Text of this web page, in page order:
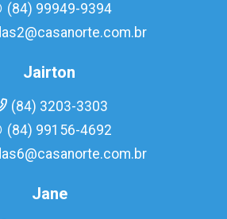
(84) 99949-9394
Jairton
(84) 3203-3303
(84) 99156-4692
Jane